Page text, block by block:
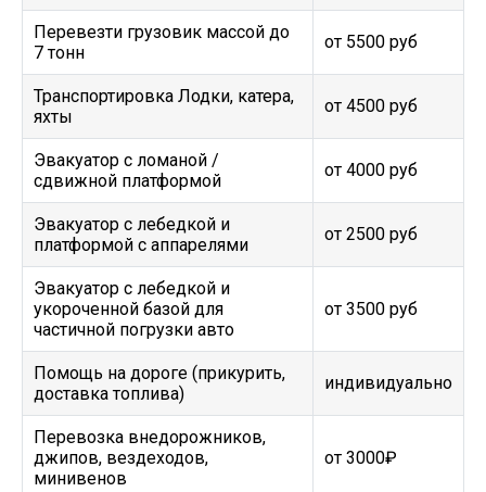
Перевезти грузовик массой до
7 тонн
от 5500 руб
Транспортировка Лодки, катера,
яхты
от 4500 руб
Эвакуатор c ломаной /
сдвижной платформой
от 4000 руб
Эвакуатор с лебедкой и
платформой с аппарелями
от 2500 руб
Эвакуатор с лебедкой и
укороченной базой для
частичной погрузки авто
от 3500 руб
Помощь на дороге (прикурить,
доставка топлива)
индивидуально
Перевозка внедорожников,
джипов, вездеходов,
минивенов
от 3000₽